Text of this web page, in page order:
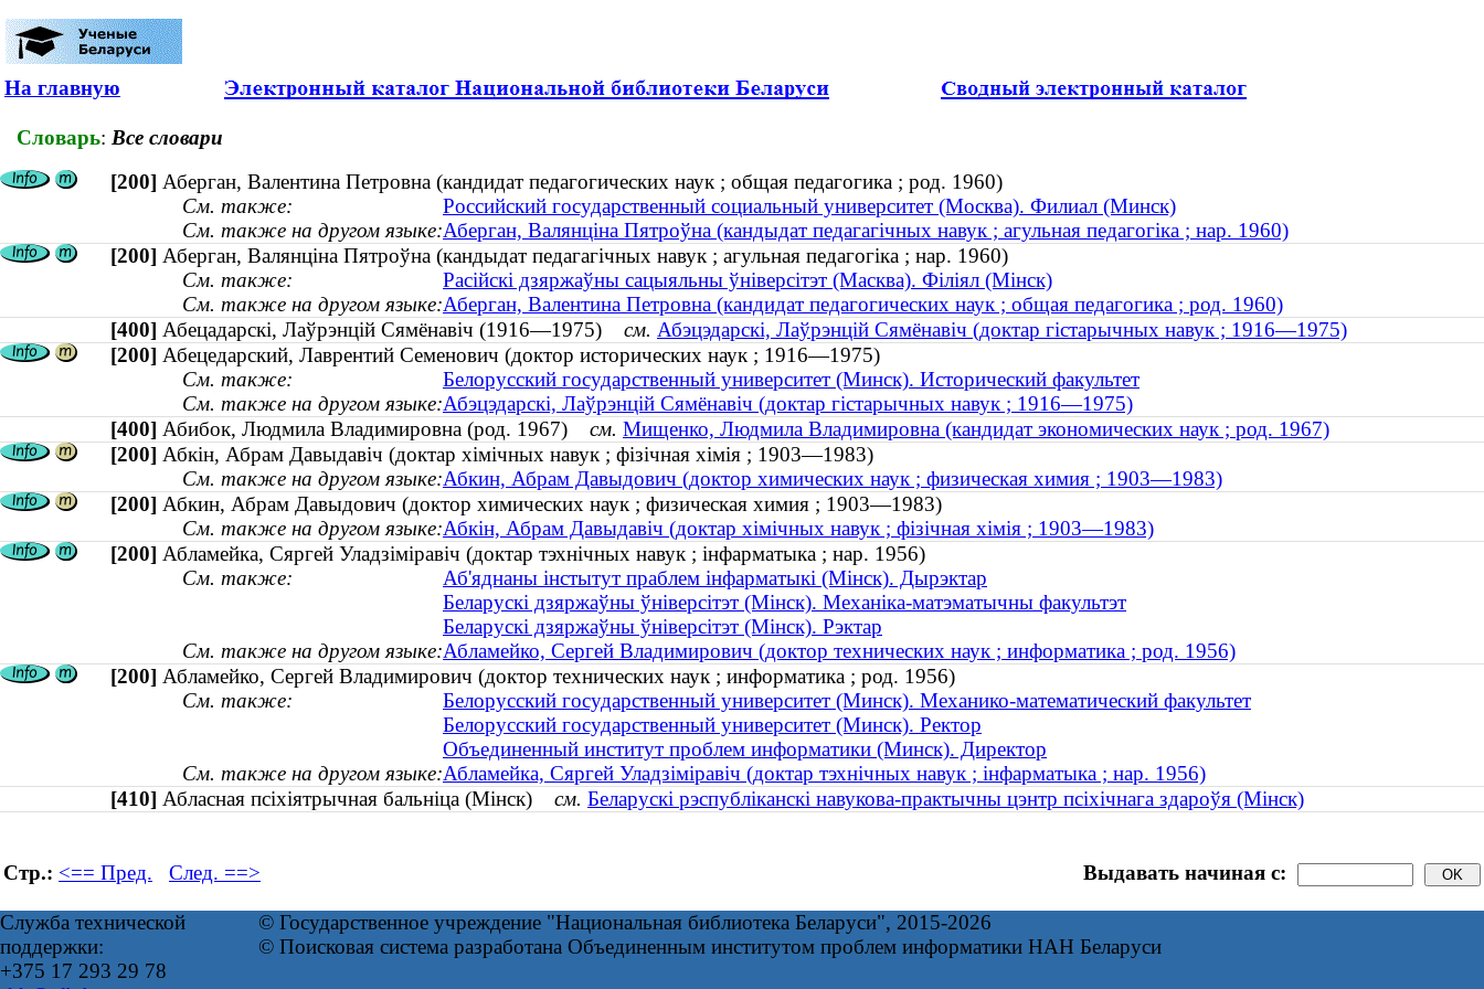
На главную
Словарь: Все словари
[200] Аберган, Валентина Петровна (кандидат педагогических наук ; общая педагогика ; род. 1960)
См. также:
Российский государственный социальный университет (Москва). Филиал (Минск)
См. также на другом языке:Аберган, Валянціна Пятроўна (кандыдат педагагічных навук ; агульная педагогіка ; нар. 1960)
[200] Аберган, Валянціна Пятроўна (кандыдат педагагічных навук ; агульная педагогіка ; нар. 1960)
См. также:
Расійскі дзяржаўны сацыяльны ўніверсітэт (Масква). Філіял (Мінск)
См. также на другом языке:Аберган, Валентина Петровна (кандидат педагогических наук ; общая педагогика ; род. 1960)
[400] Абецадарскі, Лаўрэнцій Сямёнавіч (1916—1975) см. Абэцэдарскі, Лаўрэнцій Сямёнавіч (доктар гістарычных навук ; 1916—1975)
[200] Абецедарский, Лаврентий Семенович (доктор исторических наук ; 1916—1975)
См. также:
Белорусский государственный университет (Минск). Исторический факультет
См. также на другом языке:Абэцэдарскі, Лаўрэнцій Сямёнавіч (доктар гістарычных навук ; 1916—1975)
[400] Абибок, Людмила Владимировна (род. 1967) см. Мищенко, Людмила Владимировна (кандидат экономических наук ; род. 1967)
[200] Абкін, Абрам Давыдавіч (доктар хімічных навук ; фізічная хімія ; 1903—1983)
См. также на другом языке:Абкин, Абрам Давыдович (доктор химических наук ; физическая химия ; 1903—1983)
[200] Абкин, Абрам Давыдович (доктор химических наук ; физическая химия ; 1903—1983)
См. также на другом языке:Абкін, Абрам Давыдавіч (доктар хімічных навук ; фізічная хімія ; 1903—1983)
[200] Абламейка, Сяргей Уладзіміравіч (доктар тэхнічных навук ; інфарматыка ; нар. 1956)
См. также:
Аб'яднаны інстытут праблем інфарматыкі (Мінск). Дырэктар
Беларускі дзяржаўны ўніверсітэт (Мінск). Механіка-матэматычны факультэт
Беларускі дзяржаўны ўніверсітэт (Мінск). Рэктар
См. также на другом языке:Абламейко, Сергей Владимирович (доктор технических наук ; информатика ; род. 1956)
[200] Абламейко, Сергей Владимирович (доктор технических наук ; информатика ; род. 1956)
См. также:
Белорусский государственный университет (Минск). Механико-математический факультет
Белорусский государственный университет (Минск). Ректор
Объединенный институт проблем информатики (Минск). Директор
См. также на другом языке:Абламейка, Сяргей Уладзіміравіч (доктар тэхнічных навук ; інфарматыка ; нар. 1956)
[410] Абласная псіхіятрычная бальніца (Мінск) см. Беларускі рэспубліканскі навукова-практычны цэнтр псіхічнага здароўя (Мінск)
Стр.: <== Пред. След. ==> Выдавать начиная с:
Служба технической
поддержки:
+375 17 293 29 78
© Государственное учреждение "Национальная библиотека Беларуси", 2015-2026
© Поисковая система разработана Объединенным институтом проблем информатики НАН Беларуси